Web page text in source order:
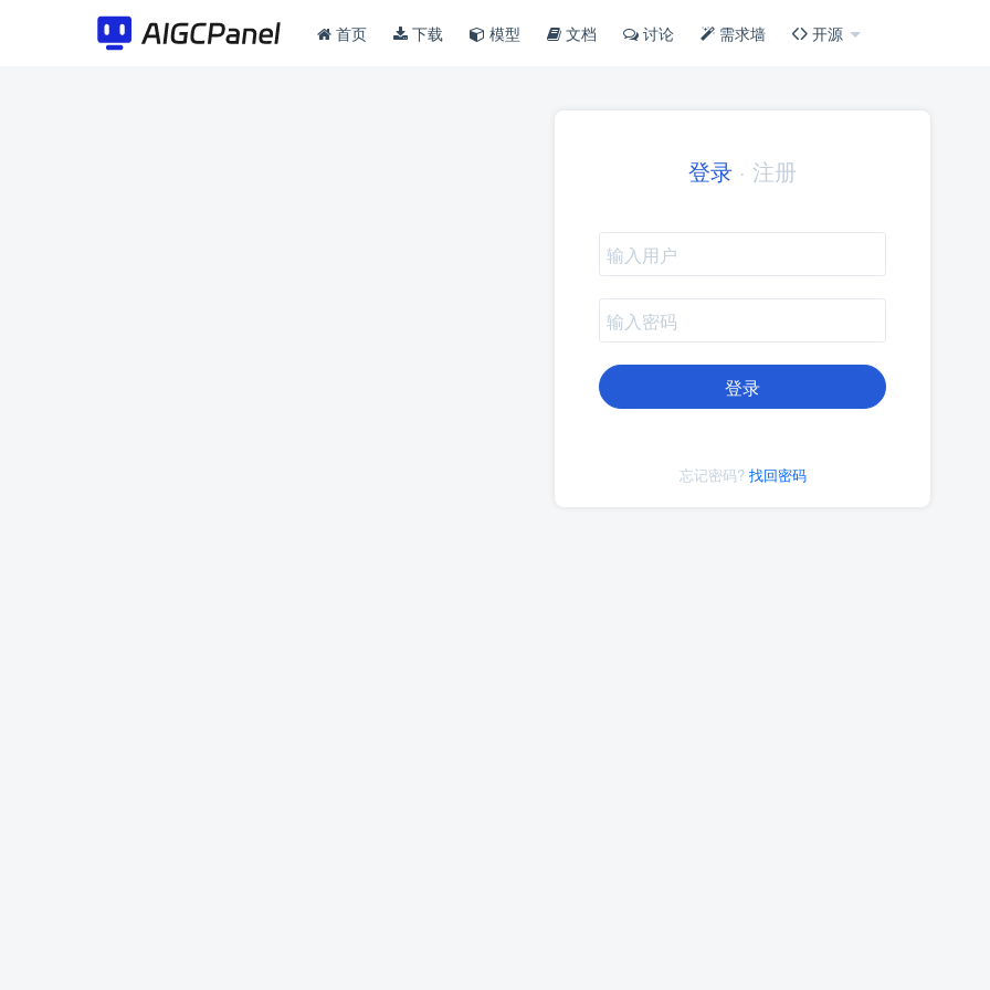
首页 下载 模型 文档 讨论 需求墙 开源
登录 · 注册
登录
忘记密码? 找回密码